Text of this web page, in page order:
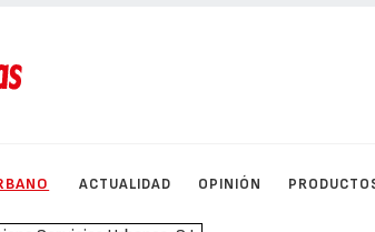
ACTUALIDAD OPINIÓN